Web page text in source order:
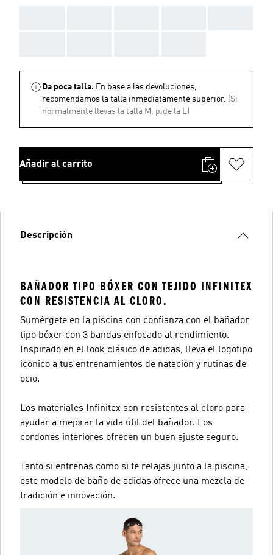
Da poca talla. En base a las devoluciones,
recomendamos la talla inmediatamente superior. (Si
normalmente llevas la talla M, pide la L)
Añadir al carrito
Descripción
BAÑADOR TIPO BÓXER CON TEJIDO INFINITEX
CON RESISTENCIA AL CLORO.
Sumérgete en la piscina con confianza con el bañador
tipo bóxer con 3 bandas enfocado al rendimiento.
Inspirado en el look clásico de adidas, lleva el logotipo
icónico a tus entrenamientos de natación y rutinas de
ocio.
Los materiales Infinitex son resistentes al cloro para
ayudar a mejorar la vida útil del bañador. Los
cordones interiores ofrecen un buen ajuste seguro.
Tanto si entrenas como si te relajas junto a la piscina,
este modelo de baño de adidas ofrece una mezcla de
tradición e innovación.